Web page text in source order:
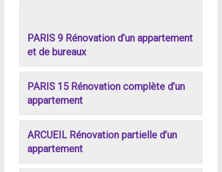
PARIS 9 Rénovation d’un appartement
et de bureaux
PARIS 15 Rénovation complète d’un
appartement
ARCUEIL Rénovation partielle d’un
appartement